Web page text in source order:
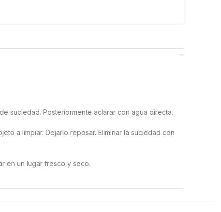
suciedad. Posteriormente aclarar con agua directa.
a limpiar. Dejarlo reposar. Eliminar la suciedad con
en un lugar fresco y seco.